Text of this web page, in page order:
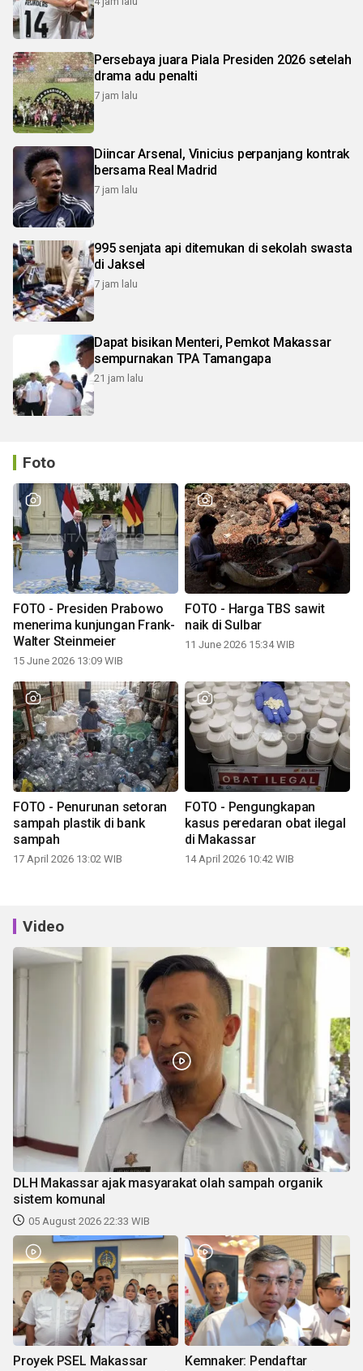
Persebaya juara Piala Presiden 2026 setelah
drama adu penalti
7 jam lalu
Diincar Arsenal, Vinicius perpanjang kontrak
bersama Real Madrid
7 jam lalu
995 senjata api ditemukan di sekolah swasta
di Jaksel
7 jam lalu
Dapat bisikan Menteri, Pemkot Makassar
sempurnakan TPA Tamangapa
21 jam lalu
Foto
FOTO - Presiden Prabowo
menerima kunjungan Frank-
Walter Steinmeier
15 June 2026 13:09 WIB
FOTO - Harga TBS sawit
naik di Sulbar
11 June 2026 15:34 WIB
FOTO - Penurunan setoran
sampah plastik di bank
sampah
17 April 2026 13:02 WIB
FOTO - Pengungkapan
kasus peredaran obat ilegal
di Makassar
14 April 2026 10:42 WIB
Video
DLH Makassar ajak masyarakat olah sampah organik
sistem komunal
05 August 2026 22:33 WIB
Proyek PSEL Makassar
Kemnaker: Pendaftar